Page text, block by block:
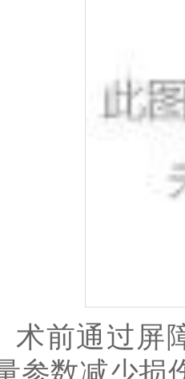
术前通过屏
参数减少损